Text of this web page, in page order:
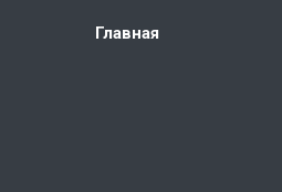
Главная